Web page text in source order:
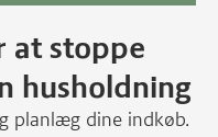
at stoppe
husholdning
planlæg dine indkøb.